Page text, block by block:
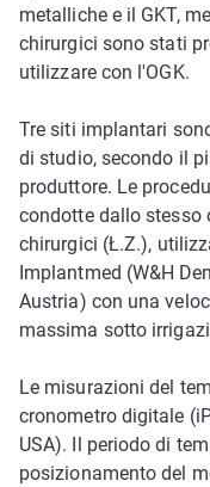
metalliche e il GKT,
chirurgici sono stati
utilizzare con l'OGK.
Tre siti implantari
di studio, secondo il
produttore. Le
condotte dallo stesso
chirurgici (Ł.Z.),
Implantmed (W&H
Austria) con una
massima sotto
Le misurazioni del
cronometro digitale
USA). Il periodo di
posizionamento del